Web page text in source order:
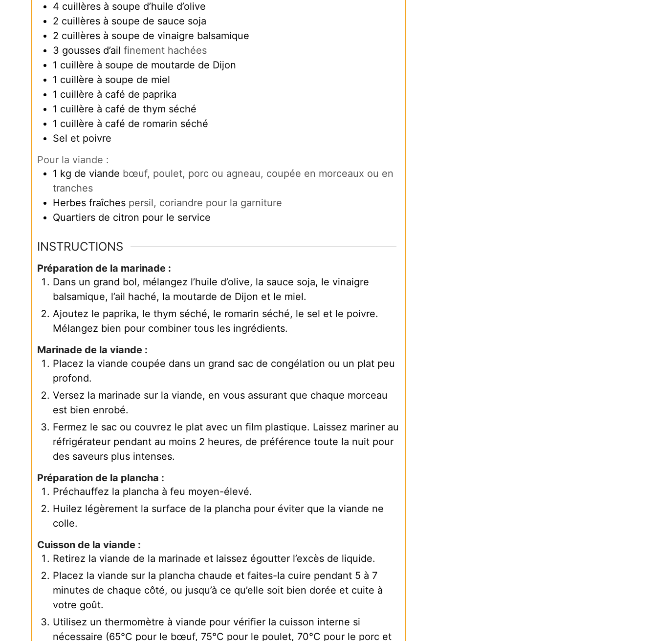
4 cuillères à soupe d’huile d’olive
2 cuillères à soupe de sauce soja
2 cuillères à soupe de vinaigre balsamique
3 gousses d’ail finement hachées
1 cuillère à soupe de moutarde de Dijon
1 cuillère à soupe de miel
1 cuillère à café de paprika
1 cuillère à café de thym séché
1 cuillère à café de romarin séché
Sel et poivre
Pour la viande :
1 kg de viande bœuf, poulet, porc ou agneau, coupée en morceaux ou en
tranches
Herbes fraîches persil, coriandre pour la garniture
Quartiers de citron pour le service
INSTRUCTIONS
Préparation de la marinade :
Dans un grand bol, mélangez l’huile d’olive, la sauce soja, le vinaigre
balsamique, l’ail haché, la moutarde de Dijon et le miel.
Ajoutez le paprika, le thym séché, le romarin séché, le sel et le poivre.
Mélangez bien pour combiner tous les ingrédients.
Marinade de la viande :
Placez la viande coupée dans un grand sac de congélation ou un plat peu
profond.
Versez la marinade sur la viande, en vous assurant que chaque morceau
est bien enrobé.
Fermez le sac ou couvrez le plat avec un film plastique. Laissez mariner au
réfrigérateur pendant au moins 2 heures, de préférence toute la nuit pour
des saveurs plus intenses.
Préparation de la plancha :
Préchauffez la plancha à feu moyen-élevé.
Huilez légèrement la surface de la plancha pour éviter que la viande ne
colle.
Cuisson de la viande :
Retirez la viande de la marinade et laissez égoutter l’excès de liquide.
Placez la viande sur la plancha chaude et faites-la cuire pendant 5 à 7
minutes de chaque côté, ou jusqu’à ce qu’elle soit bien dorée et cuite à
votre goût.
Utilisez un thermomètre à viande pour vérifier la cuisson interne si
nécessaire (65°C pour le bœuf, 75°C pour le poulet, 70°C pour le porc et